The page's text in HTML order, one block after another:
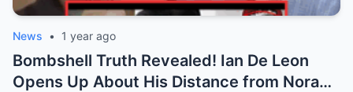
News • 1 year ago
Bombshell Truth Revealed! Ian De Leon
Opens Up About His Distance from Nora